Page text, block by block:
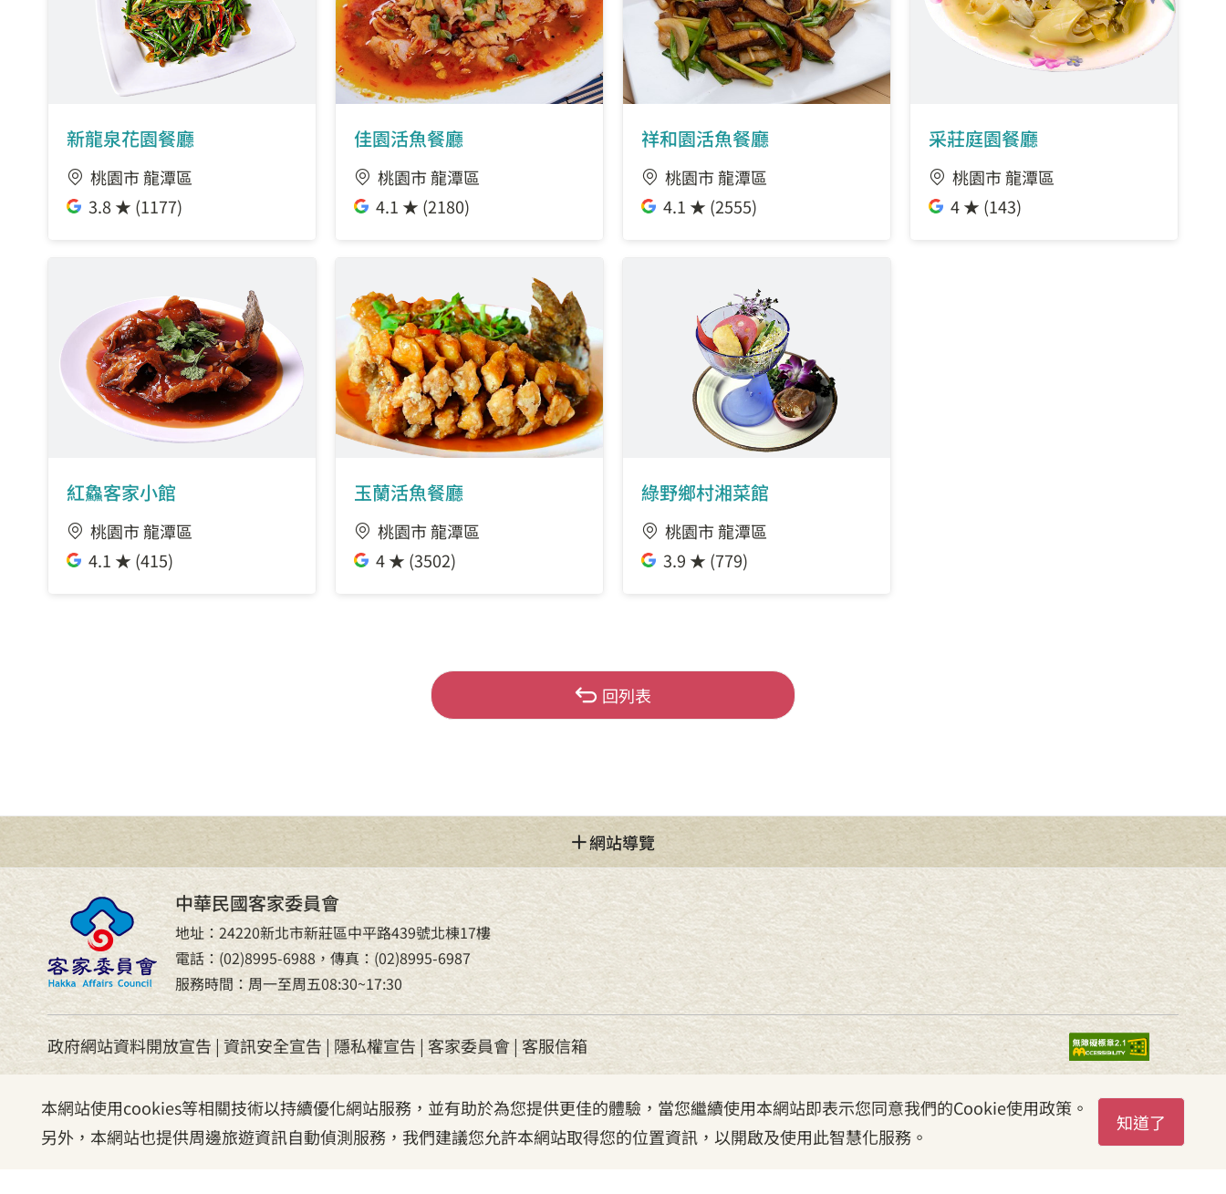
本網站使用cookies等相關技術以持續優化網站服務，並有助於為您提供更佳的體驗，當您繼續使用本網站即表示您同意我們的Cookie使用政策。
另外，本網站也提供周邊旅遊資訊自動偵測服務，我們建議您允許本網站取得您的位置資訊，以開啟及使用此智慧化服務。
知道了
新龍泉花園餐廳
桃園市 龍潭區
3.8 ★ (1177)
佳園活魚餐廳
桃園市 龍潭區
4.1 ★ (2180)
祥和園活魚餐廳
桃園市 龍潭區
4.1 ★ (2555)
采莊庭園餐廳
桃園市 龍潭區
4 ★ (143)
紅鱻客家小館
桃園市 龍潭區
4.1 ★ (415)
玉蘭活魚餐廳
桃園市 龍潭區
4 ★ (3502)
綠野鄉村湘菜館
桃園市 龍潭區
3.9 ★ (779)
回列表
網站導覽
中華民國客家委員會
地址：24220新北市新莊區中平路439號北棟17樓
電話：(02)8995-6988，傳真：(02)8995-6987
服務時間：周一至周五08:30~17:30
政府網站資料開放宣告|資訊安全宣告| 隱私權宣告 | 客家委員會| 客服信箱